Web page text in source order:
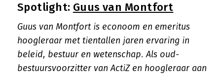
Spotlight: Guus van Montfort
Guus van Montfort is econoom en emeritus
hoogleraar met tientallen jaren ervaring in
beleid, bestuur en wetenschap. Als oud-
bestuursvoorzitter van ActiZ en hoogleraar aan